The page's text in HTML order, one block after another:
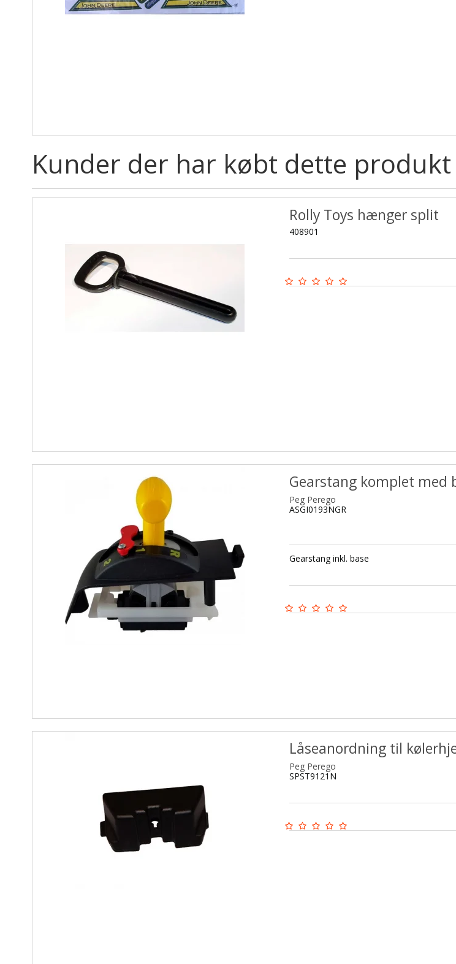
Kunder der har købt dette
Rolly Toys hænger split
408901
Gearstang komplet med
Peg Perego
ASGI0193NGR
Gearstang inkl. base
Låseanordning til
Peg Perego
SPST9121N